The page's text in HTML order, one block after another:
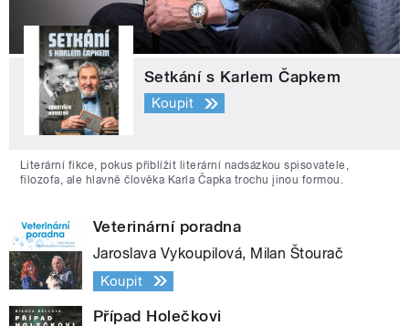
Setkání s Karlem Čapkem
Koupit
Literární fikce, pokus přiblížit literární nadsázkou spisovatele,
filozofa, ale hlavně člověka Karla Čapka trochu jinou formou.
Veterinární poradna
Jaroslava Vykoupilová, Milan Štourač
Koupit
Případ Holečkovi